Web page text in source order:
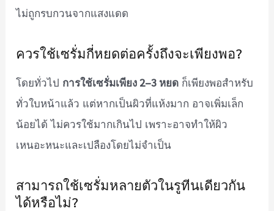
ไม่ถูกรบกวนจากแสงแดด
ควรใช้เซรั่มกี่หยดต่อครั้งถึงจะเพียงพอ?
โดยทั่วไป การใช้เซรั่มเพียง 2–3 หยด ก็เพียงพอสำหรับ
ทั่วใบหน้าแล้ว แต่หากเป็นผิวที่แห้งมาก อาจเพิ่มเล็ก
น้อยได้ ไม่ควรใช้มากเกินไป เพราะอาจทำให้ผิว
เหนอะหนะและเปลืองโดยไม่จำเป็น
สามารถใช้เซรั่มหลายตัวในรูทีนเดียวกัน
ได้หรือไม่?